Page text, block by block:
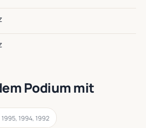
Podium mit
1994, 1992